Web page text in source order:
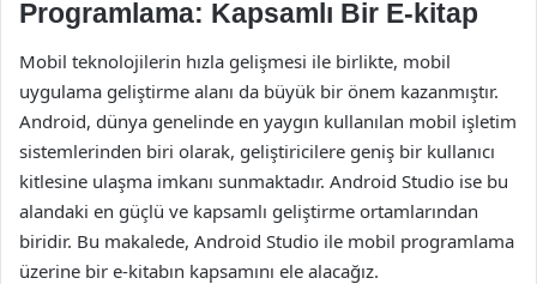
Programlama: Kapsamlı Bir E-kitap
Mobil teknolojilerin hızla gelişmesi ile birlikte, mobil
uygulama geliştirme alanı da büyük bir önem kazanmıştır.
Android, dünya genelinde en yaygın kullanılan mobil işletim
sistemlerinden biri olarak, geliştiricilere geniş bir kullanıcı
kitlesine ulaşma imkanı sunmaktadır. Android Studio ise bu
alandaki en güçlü ve kapsamlı geliştirme ortamlarından
biridir. Bu makalede, Android Studio ile mobil programlama
üzerine bir e-kitabın kapsamını ele alacağız.